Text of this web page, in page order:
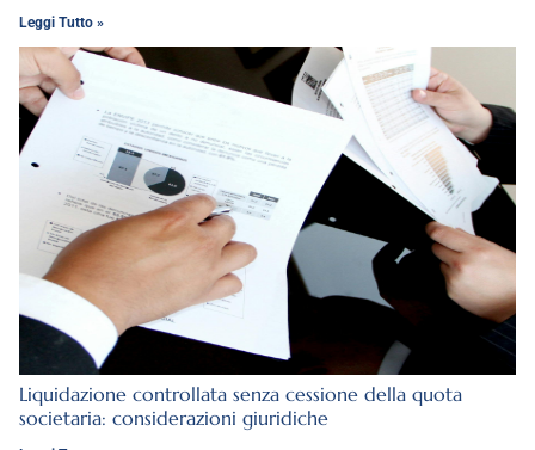
Leggi Tutto »
Liquidazione controllata senza cessione della quota
societaria: considerazioni giuridiche